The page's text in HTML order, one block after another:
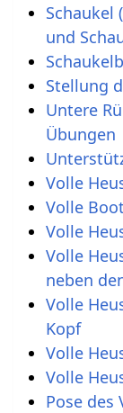
Schaukel
und
Stellung
Untere
Übungen
Volle
Volle
Volle
Volle
neben
Volle
Kopf
Volle
Volle
Pose des